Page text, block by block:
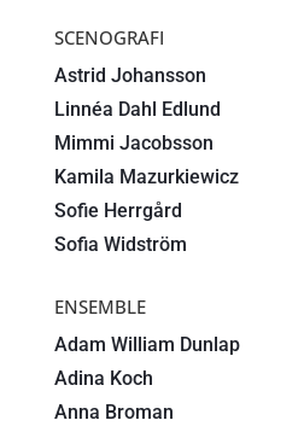
SCENOGRAFI
Astrid Johansson
Linnéa Dahl Edlund
Mimmi Jacobsson
Kamila Mazurkiewicz
Sofie Herrgård
Sofia Widström
ENSEMBLE
Adam William Dunlap
Adina Koch
Anna Broman